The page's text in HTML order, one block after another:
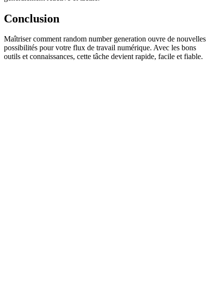
Conclusion
Maîtriser comment random number generation ouvre de nouvelles
possibilités pour votre flux de travail numérique. Avec les bons
outils et connaissances, cette tâche devient rapide, facile et fiable.